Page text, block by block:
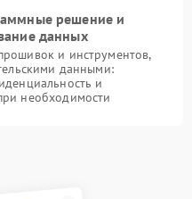
решение и
данных
и инструментов,
данными:
и
необходимости